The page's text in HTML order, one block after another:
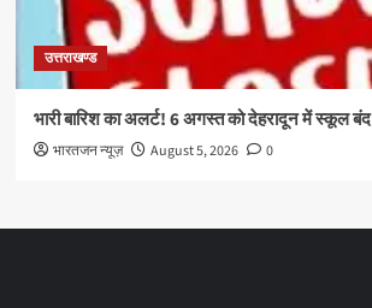
उत्तराखण्ड
भारी बारिश का अलर्ट! 6 अगस्त को देहरादून में स्कूल बंद
भारतजन न्यूज़ August 5, 2026 0